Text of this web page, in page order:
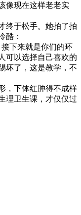
像现在这样老老实
终于松手。她拍了拍
酷：
下来就是你们的环
可以选择自己喜欢的
坏了，这是教学，不
，下体红肿得不成样
理卫生课，才仅仅过